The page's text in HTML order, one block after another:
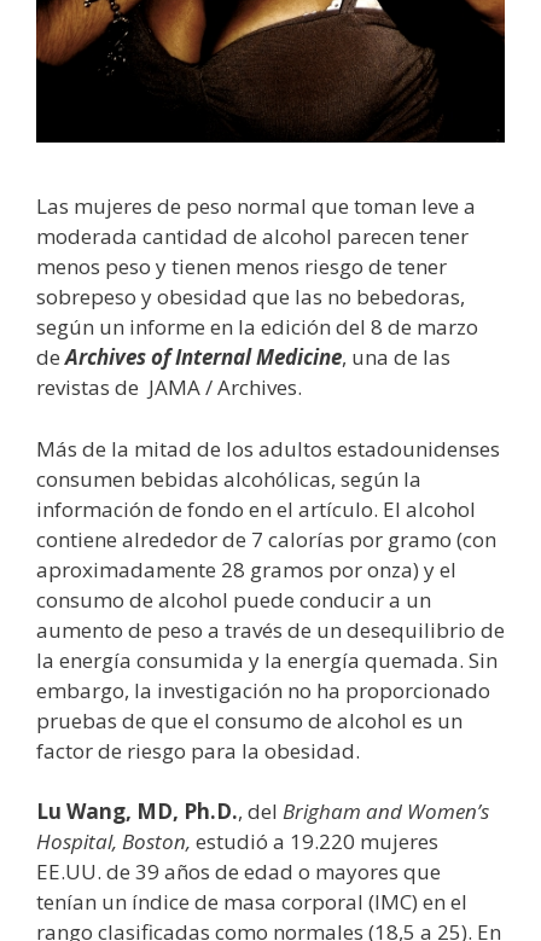
Las mujeres de peso normal que toman leve a
moderada cantidad de alcohol parecen tener
menos peso y tienen menos riesgo de tener
sobrepeso y obesidad que las no bebedoras,
según un informe en la edición del 8 de marzo
deArchives of Internal Medicine, una de las
revistas de JAMA / Archives.
Más de la mitad de los adultos estadounidenses
consumen bebidas alcohólicas, según la
información de fondo en el artículo. El alcohol
contiene alrededor de 7 calorías por gramo (con
aproximadamente 28 gramos por onza) y el
consumo de alcohol puede conducir a un
aumento de peso a través de un desequilibrio de
la energía consumida y la energía quemada. Sin
embargo, la investigación no ha proporcionado
pruebas de que el consumo de alcohol es un
factor de riesgo para la obesidad.
Lu Wang, MD, Ph.D., del Brigham and Women’s
Hospital, Boston, estudió a 19.220 mujeres
EE.UU. de 39 años de edad o mayores que
tenían un índice de masa corporal (IMC) en el
rango clasificadas como normales (18,5 a 25). En